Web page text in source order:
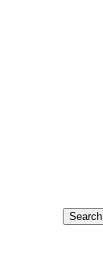
Search